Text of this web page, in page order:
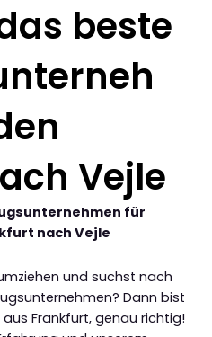
beste
Vejle
für
nach Vejle
und suchst nach
Dann bist
Frankfurt, genau richtig!